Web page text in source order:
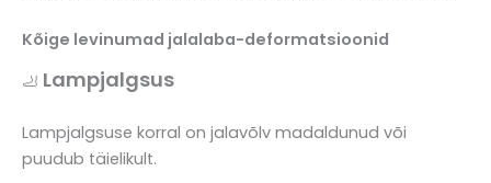
Kõige levinumad jalalaba-deformatsioonid
🦶 Lampjalgsus
Lampjalgsuse korral on jalavõlv madaldunud või
puudub täielikult.